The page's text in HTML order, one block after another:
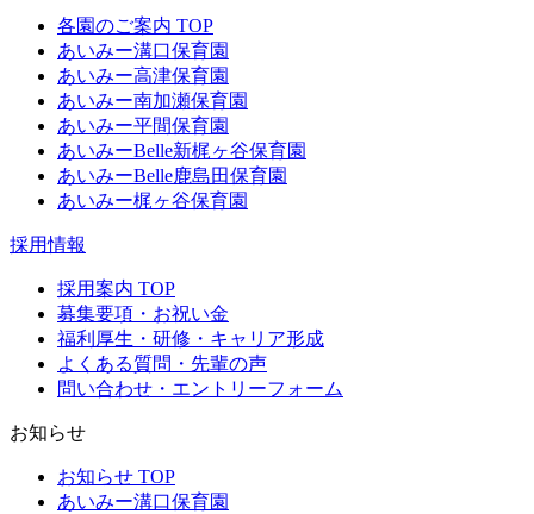
各園のご案内 TOP
あいみー溝口保育園
あいみー高津保育園
あいみー南加瀬保育園
あいみー平間保育園
あいみーBelle新梶ヶ谷保育園
あいみーBelle鹿島田保育園
あいみー梶ヶ谷保育園
採用情報
採用案内 TOP
募集要項・お祝い金
福利厚生・研修・キャリア形成
よくある質問・先輩の声
問い合わせ・エントリーフォーム
お知らせ
お知らせ TOP
あいみー溝口保育園